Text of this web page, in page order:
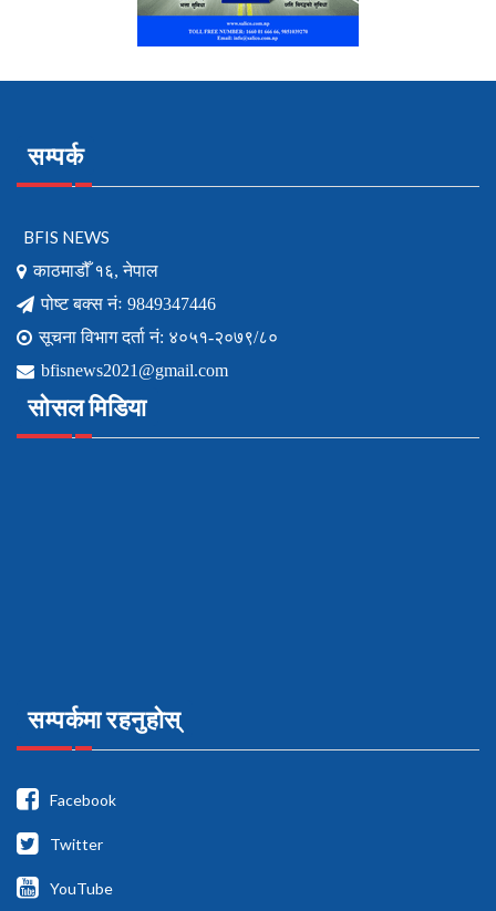
सम्पर्क
BFIS NEWS
काठमाडौँ १६, नेपाल
पोष्ट बक्स नंः 9849347446
सूचना विभाग दर्ता नं: ४०५१-२०७९/८०
bfisnews2021@gmail.com
सोसल मिडिया
सम्पर्कमा रहनुहोस्
Facebook
Twitter
YouTube